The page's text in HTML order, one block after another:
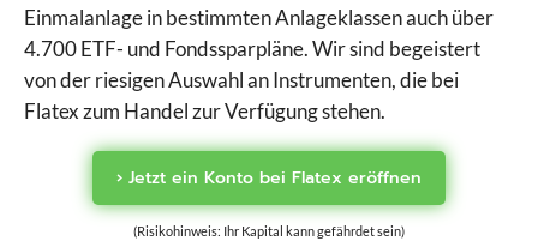
Einmalanlage in bestimmten Anlageklassen auch über
4.700 ETF- und Fondssparpläne. Wir sind begeistert
von der riesigen Auswahl an Instrumenten, die bei
Flatex zum Handel zur Verfügung stehen.
› Jetzt ein Konto bei Flatex eröffnen
(Risikohinweis: Ihr Kapital kann gefährdet sein)